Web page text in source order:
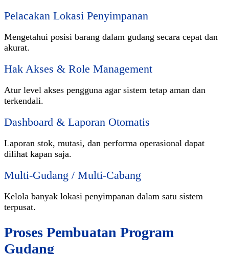
Pelacakan Lokasi Penyimpanan
Mengetahui posisi barang dalam gudang secara cepat dan
akurat.
Hak Akses & Role Management
Atur level akses pengguna agar sistem tetap aman dan
terkendali.
Dashboard & Laporan Otomatis
Laporan stok, mutasi, dan performa operasional dapat
dilihat kapan saja.
Multi-Gudang / Multi-Cabang
Kelola banyak lokasi penyimpanan dalam satu sistem
terpusat.
Proses Pembuatan Program
Gudang